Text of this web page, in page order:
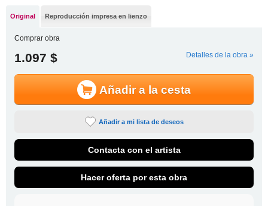
Original Reproducción impresa en lienzo
Comprar obra
1.097 $ Detalles de la obra »
Añadir a la cesta
Añadir a mi lista de deseos
Contacta con el artista
Hacer oferta por esta obra